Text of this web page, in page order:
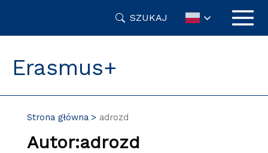
SZUKAJ
Erasmus+
Strona główna adrozd
Autor:adrozd